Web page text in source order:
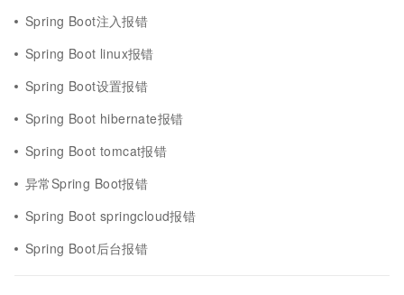
Spring Boot注入报错
Spring Boot linux报错
Spring Boot设置报错
Spring Boot hibernate报错
Spring Boot tomcat报错
异常Spring Boot报错
Spring Boot springcloud报错
Spring Boot后台报错